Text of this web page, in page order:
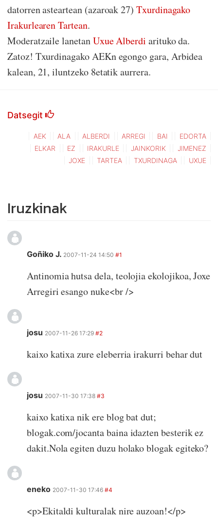
datorren asteartean (azaroak 27)Txurdinagako
Irakurlearen Tartean.
Moderatzaile lanetanUxue Alberdi arituko da.
Zatoz! Txurdinagako AEKn egongo gara, Arbidea
kalean, 21, iluntzeko 8etatik aurrera.
Datsegit
AEK ALA ALBERDI ARREGI BAI
EDORTA
ELKAR
EZ IRAKURLE JAINKORIK
JIMENEZ
JOXE
TARTEA TXURDINAGA UXUE
Iruzkinak
Goñiko J. 2007-11-24 14:50 #1
Antinomia hutsa dela, teolojia ekolojikoa, Joxe
Arregiri esango nuke<br />
josu 2007-11-26 17:29 #2
kaixo katixa zure eleberria irakurri behar dut
josu 2007-11-30 17:38 #3
kaixo katixa nik ere blog bat dut;
blogak.com/jocanta baina idazten besterik ez
dakit.Nola egiten duzu holako blogak egiteko?
eneko 2007-11-30 17:46 #4
<p>Ekitaldi kulturalak nire auzoan!</p>